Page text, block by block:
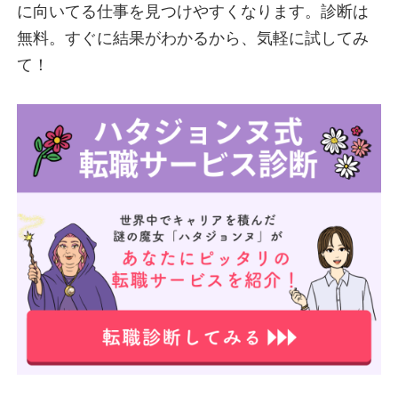
モヤモヤ診断を受ける
に向いてる仕事を見つけやすくなります。診断は
無料。すぐに結果がわかるから、気軽に試してみ
て！